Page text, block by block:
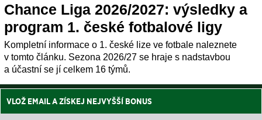
Chance Liga 2026/2027: výsledky a
program 1. české fotbalové ligy
Kompletní informace o 1. české lize ve fotbale naleznete
v tomto článku. Sezona 2026/27 se hraje s nadstavbou
a účastní se jí celkem 16 týmů.
VLOŽ EMAIL A ZÍSKEJ NEJVYŠŠÍ BONUS